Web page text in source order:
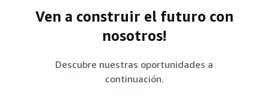
Ven a construir el futuro con
nosotros!
Descubre nuestras oportunidades a
continuación.